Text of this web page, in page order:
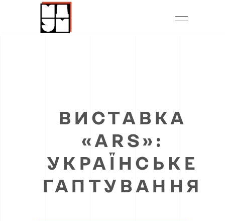
ВИСТАВКА
«ARS»:
УКРАЇНСЬКЕ
ГАПТУВАННЯ